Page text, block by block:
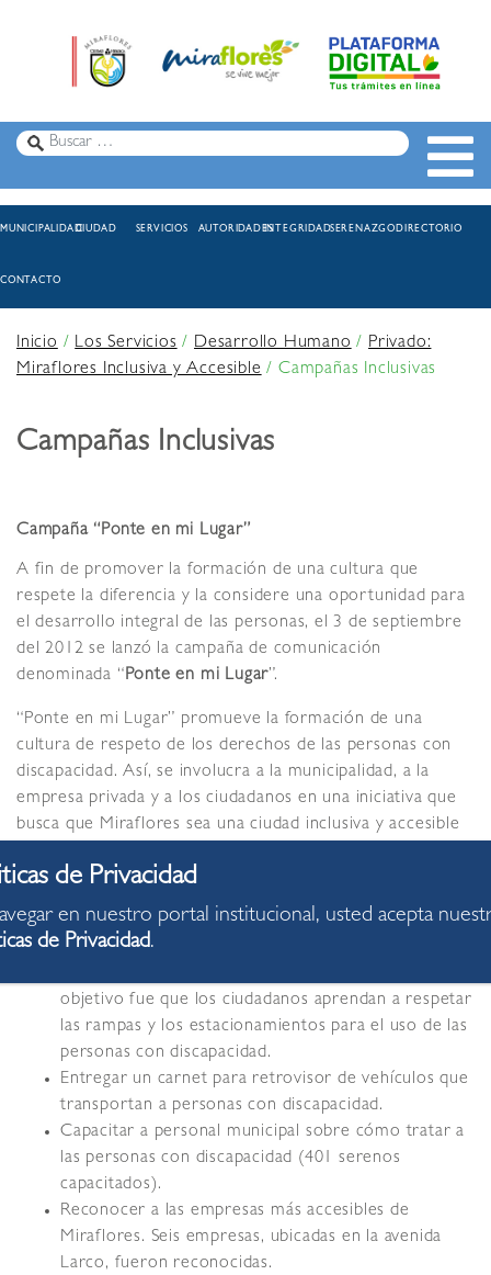
MUNICIPALIDADCIUDAD SERVICIOS AUTORIDADESINTEGRIDADSERENAZGODIRECTORIO
CONTACTO
Inicio/Los Servicios/Desarrollo Humano/Privado:
Miraflores Inclusiva y Accesible/Campañas Inclusivas
Campañas Inclusivas
Campaña “Ponte en mi Lugar”
A fin de promover la formación de una cultura que
respete la diferencia y la considere una oportunidad para
el desarrollo integral de las personas, el 3 de septiembre
del 2012 se lanzó la campaña de comunicación
denominada “Ponte en mi Lugar”.
“Ponte en mi Lugar” promueve la formación de una
cultura de respeto de los derechos de las personas con
discapacidad. Así, se involucra a la municipalidad, a la
empresa privada y a los ciudadanos en una iniciativa que
busca que Miraflores sea una ciudad inclusiva y accesible
En esta primera etapa de la campaña se logró:
Informar y sensibilizar a los ciudadanos a través de la
animación sociocultural en las principales avenidas
objetivo fue que los ciudadanos aprendan a respetar
las rampas y los estacionamientos para el uso de las
personas con discapacidad.
Entregar un carnet para retrovisor de vehículos que
transportan a personas con discapacidad.
Capacitar a personal municipal sobre cómo tratar a
las personas con discapacidad (401 serenos
capacitados).
Reconocer a las empresas más accesibles de
Miraflores. Seis empresas, ubicadas en la avenida
Larco, fueron reconocidas.
en nuestro portal institucional, usted acepta
de Privacidad.